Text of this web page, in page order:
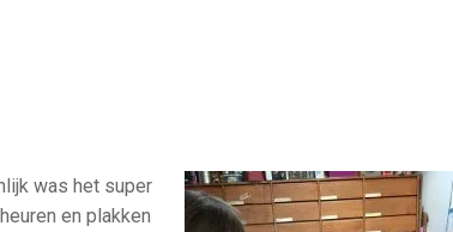
was het super
en plakken